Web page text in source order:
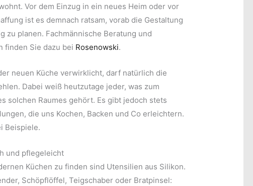
Vor dem Einzug in ein neues Heim oder vor
ist es demnach ratsam, vorab die Gestaltung
zu planen. Fachmännische Beratung und
finden Sie dazu bei Rosenowski.
neuen Küche verwirklicht, darf natürlich die
Dabei weiß heutzutage jeder, was zum
solchen Raumes gehört. Es gibt jedoch stets
die uns Kochen, Backen und Co erleichtern.
Beispiele.
und pflegeleicht
Küchen zu finden sind Utensilien aus Silikon.
Schöpflöffel, Teigschaber oder Bratpinsel: